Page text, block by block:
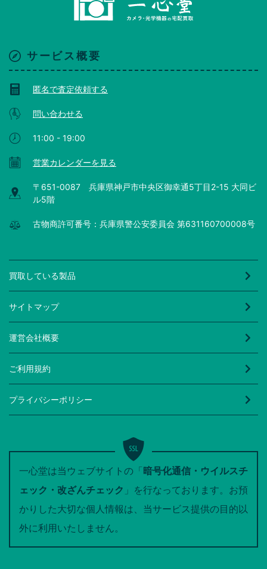
サービス概要
匿名で査定依頼する
問い合わせる
11:00 - 19:00
営業カレンダーを見る
〒651-0087 兵庫県神戸市中央区御幸通5丁目2-15 大同ビ
ル5階
古物商許可番号：兵庫県警公安委員会 第631160700008号
買取している製品
サイトマップ
運営会社概要
ご利用規約
プライバシーポリシー
一心堂は当ウェブサイトの「暗号化通信・ウイルスチ
ェック・改ざんチェック 」を行なっております。お預
かりした大切な個人情報は、当サービス提供の目的以
外に利用いたしません。